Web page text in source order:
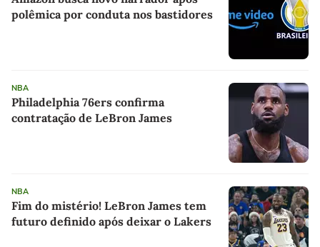
polêmica por conduta nos bastidores
NBA
Philadelphia 76ers confirma
contratação de LeBron James
NBA
Fim do mistério! LeBron James tem
futuro definido após deixar o Lakers